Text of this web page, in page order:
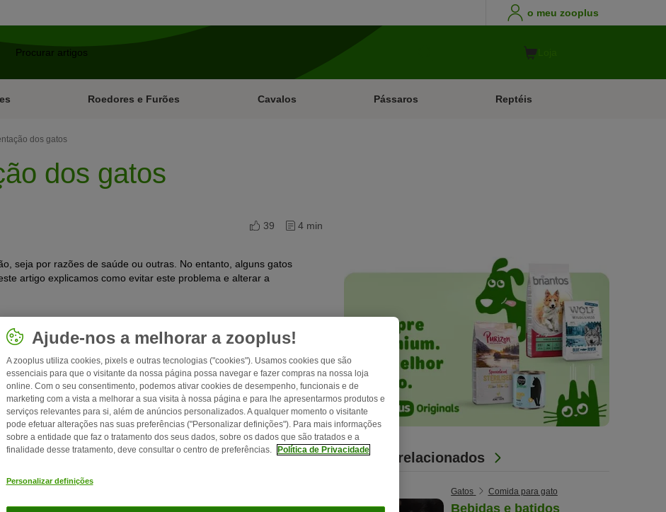
o meu zooplus
Roedores e Furões Cavalos Pássaros Reptéis
dos gatos
dos gatos
39
4 min
seja por razões de saúde ou outras. No entanto, alguns gatos
artigo explicamos como evitar este problema e alterar a
Artigos relacionados
Gatos Comida para gato
Bebidas e batidos
Ajude-nos a melhorar a zooplus!
A zooplus utiliza cookies, pixels e outras tecnologias ("cookies"). Usamos cookies que são
essenciais para que o visitante da nossa página possa navegar e fazer compras na nossa loja
online. Com o seu consentimento, podemos ativar cookies de desempenho, funcionais e de
marketing com a vista a melhorar a sua visita à nossa página e para lhe apresentarmos produtos e
serviços relevantes para si, além de anúncios personalizados. A qualquer momento o visitante
pode efetuar alterações nas suas preferências ("Personalizar definições"). Para mais informações
sobre a entidade que faz o tratamento dos seus dados, sobre os dados que são tratados e a
finalidade desse tratamento, deve consultar o centro de preferências.
Política de Privacidade
Personalizar definições